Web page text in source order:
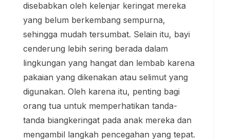
disebabkan oleh kelenjar keringat mereka
yang belum berkembang sempurna,
sehingga mudah tersumbat. Selain itu, bayi
cenderung lebih sering berada dalam
lingkungan yang hangat dan lembab karena
pakaian yang dikenakan atau selimut yang
digunakan. Oleh karena itu, penting bagi
orang tua untuk memperhatikan tanda-
tanda biangkeringat pada anak mereka dan
mengambil langkah pencegahan yang tepat.